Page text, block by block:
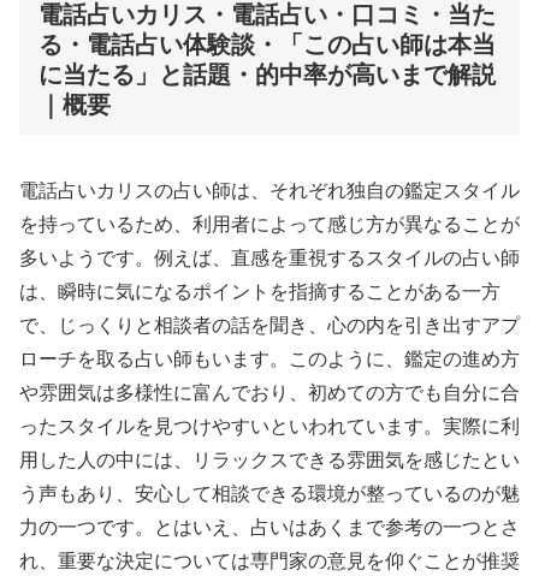
電話占いカリス・電話占い・口コミ・当た
る・電話占い体験談・「この占い師は本当
に当たる」と話題・的中率が高いまで解説
｜概要
電話占いカリスの占い師は、それぞれ独自の鑑定スタイル
を持っているため、利用者によって感じ方が異なることが
多いようです。例えば、直感を重視するスタイルの占い師
は、瞬時に気になるポイントを指摘することがある一方
で、じっくりと相談者の話を聞き、心の内を引き出すアプ
ローチを取る占い師もいます。このように、鑑定の進め方
や雰囲気は多様性に富んでおり、初めての方でも自分に合
ったスタイルを見つけやすいといわれています。実際に利
用した人の中には、リラックスできる雰囲気を感じたとい
う声もあり、安心して相談できる環境が整っているのが魅
力の一つです。とはいえ、占いはあくまで参考の一つとさ
れ、重要な決定については専門家の意見を仰ぐことが推奨